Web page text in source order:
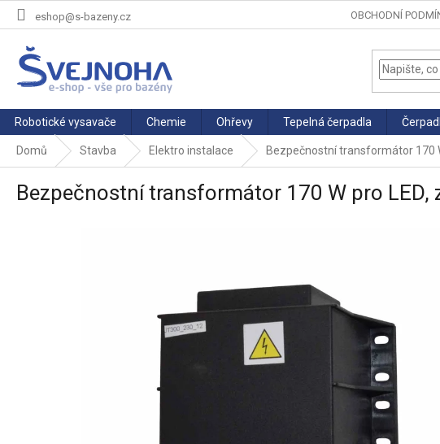
Přejít
eshop@s-bazeny.cz OBCHODNÍ
Robotické vysavače Chemie Ohřevy Tepelná čerpadla
Domů Stavba Elektro instalace Bezpečnostní transformátor 170
Bezpečnostní transformátor 170 W pro LED,